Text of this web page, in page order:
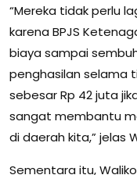
“Mereka tidak perlu
karena BPJS
biaya sampai
penghasilan selama
sebesar Rp 42 juta
sangat membantu
di daerah kita,” jelas
Sementara itu,